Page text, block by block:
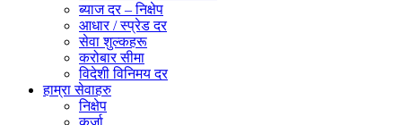
ब्याज दर – निक्षेप
आधार / स्प्रेड दर
सेवा शुल्कहरू
करोबार सीमा
विदेशी विनिमय दर
हाम्रा सेवाहरु
निक्षेप
कर्जा